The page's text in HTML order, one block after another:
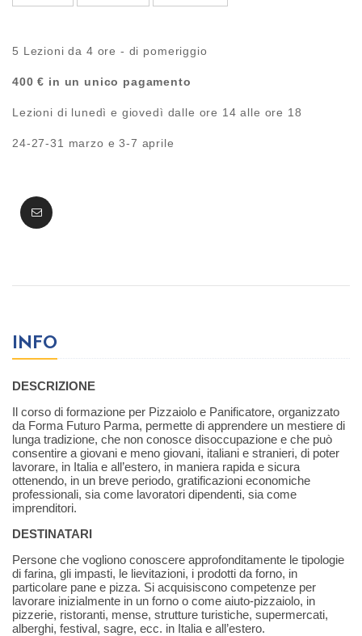
5 Lezioni da 4 ore - di pomeriggio
400 € in un unico pagamento
Lezioni di lunedì e giovedì dalle ore 14 alle ore 18
24-27-31 marzo e 3-7 aprile
INFO
DESCRIZIONE
Il corso di formazione per Pizzaiolo e Panificatore, organizzato
da Forma Futuro Parma, permette di apprendere un mestiere di
lunga tradizione, che non conosce disoccupazione e che può
consentire a giovani e meno giovani, italiani e stranieri, di poter
lavorare, in Italia e all’estero, in maniera rapida e sicura
ottenendo, in un breve periodo, gratificazioni economiche
professionali, sia come lavoratori dipendenti, sia come
imprenditori.
DESTINATARI
Persone che vogliono conoscere approfonditamente le tipologie
di farina, gli impasti, le lievitazioni, i prodotti da forno, in
particolare pane e pizza. Si acquisiscono competenze per
lavorare inizialmente in un forno o come aiuto-pizzaiolo, in
pizzerie, ristoranti, mense, strutture turistiche, supermercati,
alberghi, festival, sagre, ecc. in Italia e all’estero.